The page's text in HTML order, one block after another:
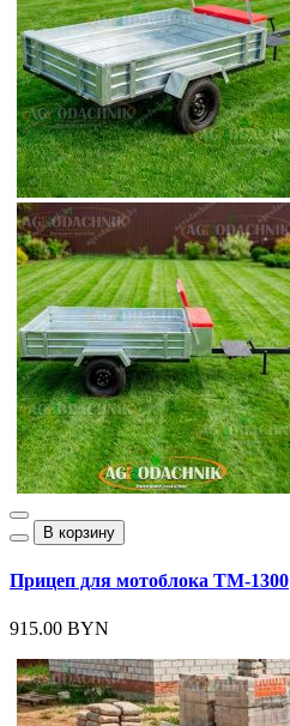
В корзину
Прицеп для мотоблока ТМ-1300
915.00 BYN